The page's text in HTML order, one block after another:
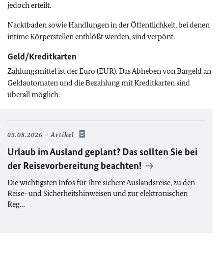
jedoch erteilt.
Nacktbaden sowie Handlungen in der Öffentlichkeit, bei denen
intime Körperstellen entblößt werden, sind verpönt.
Geld/Kreditkarten
Zahlungsmittel ist der Euro (EUR). Das Abheben von Bargeld an
Geldautomaten und die Bezahlung mit Kreditkarten sind
überall möglich.
03.08.2026 Artikel
Urlaub im Ausland geplant? Das sollten Sie bei
der Reisevorbereitung beachten!
Die wichtigsten Infos für Ihre sichere Auslandsreise, zu den
Reise- und Sicherheitshinweisen und zur elektronischen
Reg…